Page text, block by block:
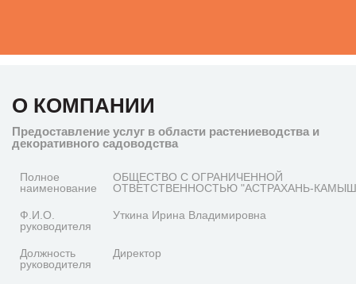
О КОМПАНИИ
Предоставление услуг в области растениеводства и
декоративного садоводства
Полное
наименование
ОБЩЕСТВО С ОГРАНИЧЕННОЙ
ОТВЕТСТВЕННОСТЬЮ "АСТРАХАНЬ-
Ф.И.О.
руководителя
Уткина Ирина Владимировна
Должность
руководителя
Директор